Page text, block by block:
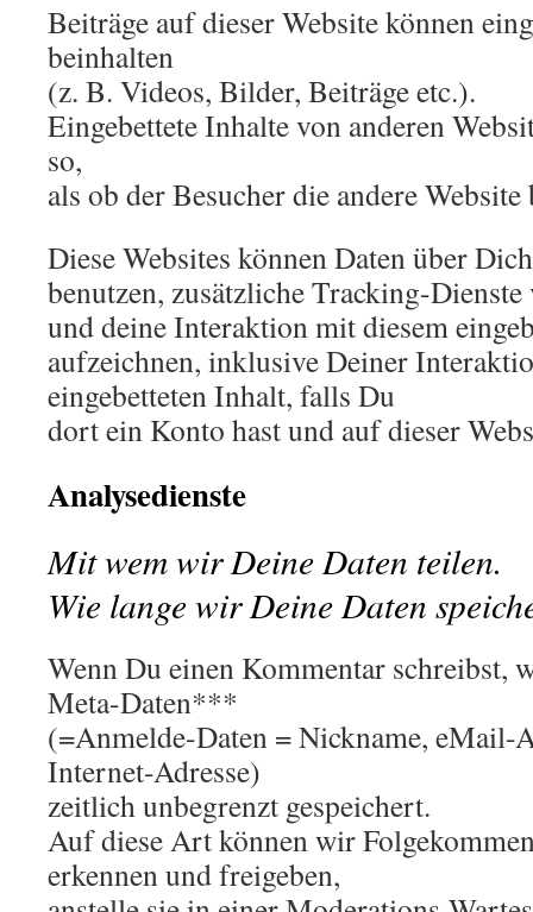
Beiträge auf dieser Website können
beinhalten
(z. B. Videos, Bilder, Beiträge etc.).
Eingebettete Inhalte von anderen
so,
als ob der Besucher die andere Website
Diese Websites können Daten über
benutzen, zusätzliche Tracking-
und deine Interaktion mit diesem
aufzeichnen, inklusive Deiner
eingebetteten Inhalt, falls Du
dort ein Konto hast und auf dieser
Analysedienste
Mit wem wir Deine Daten teilen.
Wie lange wir Deine Daten
Wenn Du einen Kommentar schreibst,
Meta-Daten***
(=Anmelde-Daten = Nickname, eMail-
Internet-Adresse)
zeitlich unbegrenzt gespeichert.
Auf diese Art können wir
erkennen und freigeben,